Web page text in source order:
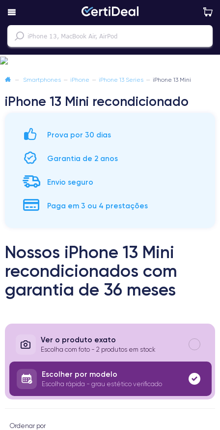
— Smartphones — iPhone — iPhone 13 Series — iPhone 13 Mini
iPhone 13 Mini recondicionado
Prova por 30 dias
Garantia de 2 anos
Envio seguro
Paga em 3 ou 4 prestações
Nossos iPhone 13 Mini
recondicionados com
garantia de 36 meses
Ver o produto exato
Escolha com foto - 2 produtos em stock
Escolher por modelo
Escolha rápida - grau estético verificado
Ordenar por